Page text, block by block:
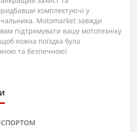
комплектуючі у
Motomarket завжди
підтримувати вашу мототехніку
кожна поїздка була
та безпечною!